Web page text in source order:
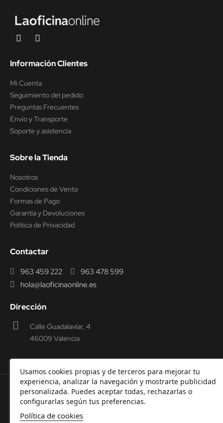
Usamos cookies propias y de terceros para mejorar tu
experiencia, analizar la navegación y mostrarte publicidad
personalizada. Puedes aceptar todas, rechazarlas o
configurarlas según tus preferencias.
Política de cookies
Información Clientes
Mi Cuenta
Seguimiento del pedido
Preguntas Frecuentes
Envío y Transporte
Soporte y asistencia
Sobre la Tienda
Nosotros
Condiciones de Venta
Formas de Pago
Garantía y Devoluciones
Política de Privacidad
Contactar
963 459 222
963 478 599
hola@laoficinaonline.es
Dirección
Calle Guadalaviar, 4
46009 Valencia
© 2000-2026 Laoficinaonline.SIDEOFFICE, S.L. CIF
B98914336 -
Aviso Legal -
Privacidad